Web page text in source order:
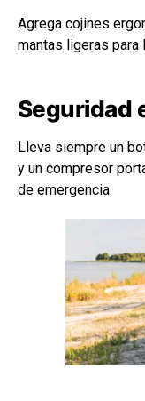
Agrega cojines
mantas ligeras para
Seguridad
Lleva siempre un
y un compresor
de emergencia.